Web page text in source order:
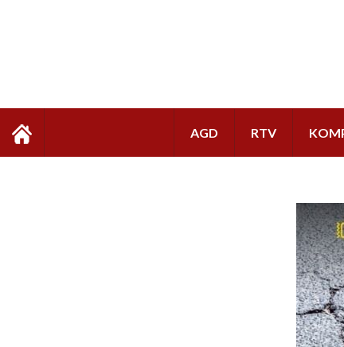
AGD RTV